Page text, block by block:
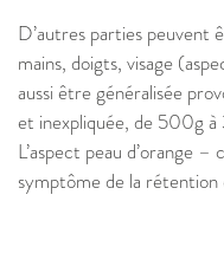
D’autres parties peuvent
mains, doigts, visage
aussi être généralisée
et inexpliquée, de 500g à
L’aspect peau d’orange
symptôme de la rétention